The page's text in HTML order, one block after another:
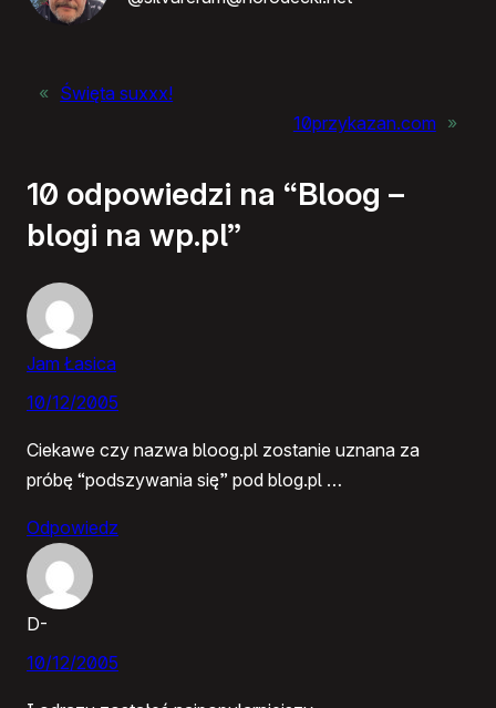
« Święta suxxx!
10przykazan.com »
10 odpowiedzi na “Bloog –
blogi na wp.pl”
Jam Łasica
10/12/2005
Ciekawe czy nazwa bloog.pl zostanie uznana za
próbę “podszywania się” pod blog.pl …
Odpowiedz
D-
10/12/2005